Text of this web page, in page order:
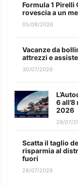
Formula 1 Pirelli
rovescia a un
05/08/2026
Vacanze da
attrezzi e
30/07/2026
6
2026
29/07/
Scatta il taglio
risparmia al
fuori
28/07/2026